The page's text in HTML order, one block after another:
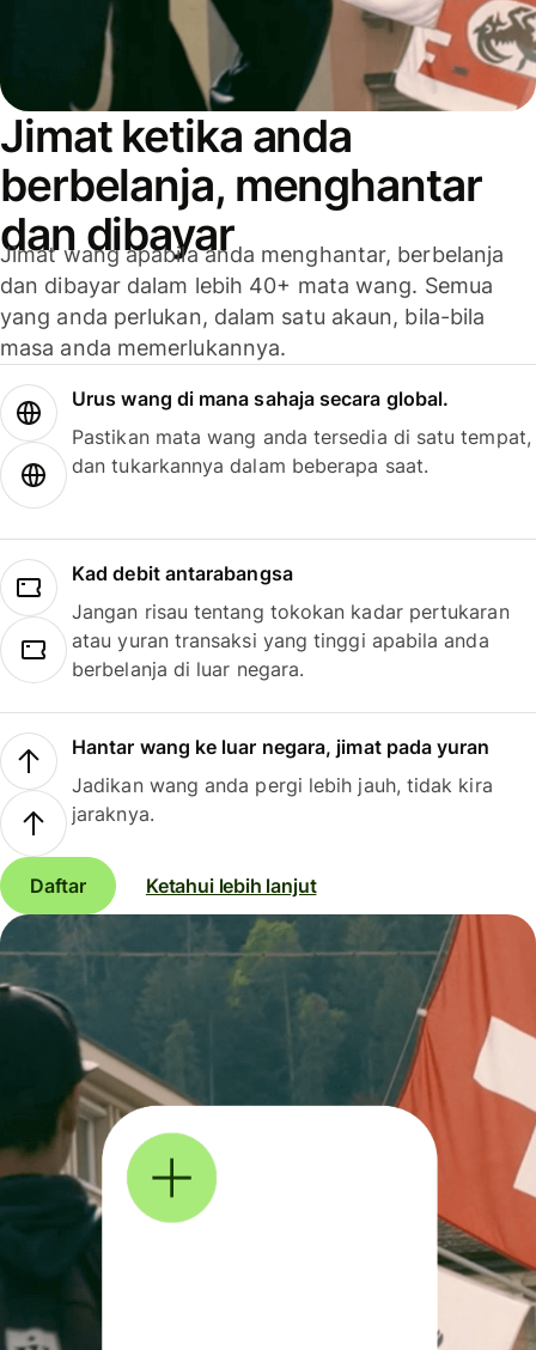
Jimat ketika anda
berbelanja, menghantar
dan dibayar
Jimat wang apabila anda menghantar, berbelanja
dan dibayar dalam lebih 40+ mata wang. Semua
yang anda perlukan, dalam satu akaun, bila-bila
masa anda memerlukannya.
Urus wang di mana sahaja secara global.
Pastikan mata wang anda tersedia di satu tempat,
dan tukarkannya dalam beberapa saat.
Kad debit antarabangsa
Jangan risau tentang tokokan kadar pertukaran
atau yuran transaksi yang tinggi apabila anda
berbelanja di luar negara.
Hantar wang ke luar negara, jimat pada yuran
Jadikan wang anda pergi lebih jauh, tidak kira
jaraknya.
Daftar Ketahui lebih lanjut